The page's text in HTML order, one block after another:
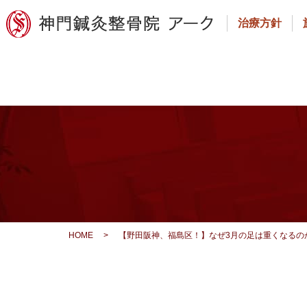
治療方針
HOME > 【野田阪神、福島区！】なぜ3月の足は重くなる